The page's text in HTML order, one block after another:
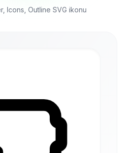
Icons, Outline SVG ikonu